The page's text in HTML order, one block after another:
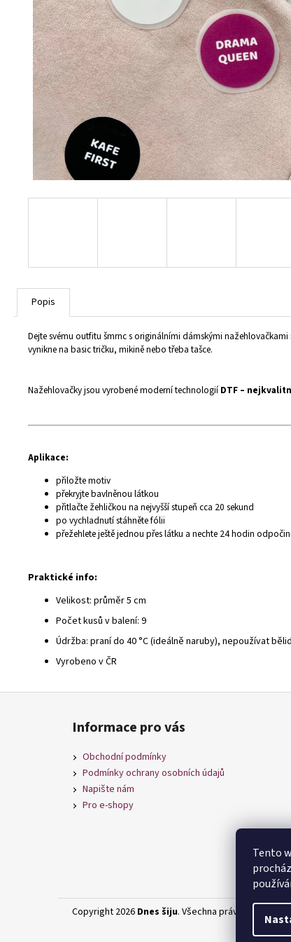
Tento
Popis
Dejte svému outfitu šmrnc s originálními dámskými nažehlovačkami
vynikne na basic tričku, mikině nebo třeba tašce.
Nažehlovačky jsou vyrobené moderní technologiíDTF –
Aplikace:
přiložte motiv
překryjte bavlněnou látkou
přitlačte žehličkou na nejvyšší stupeň cca 20 sekund
po vychladnutí stáhněte fólii
přežehlete ještě jednou přes látku a nechte 24 hodin
Praktické info:
Velikost: průměr 5 cm
Počet kusů v balení: 9
Údržba: praní do 40 °C (ideálně naruby), nepoužívat
Vyrobeno v ČR
Z
Informace pro vás
Obchodní podmínky
Podmínky ochrany osobních údajů
Napište nám
Pro e-shopy
Copyright 2026 Dnes šiju. Všechna práva vyhrazena.